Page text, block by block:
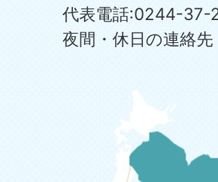
代表電話:0244-37-
夜間・休日の連絡